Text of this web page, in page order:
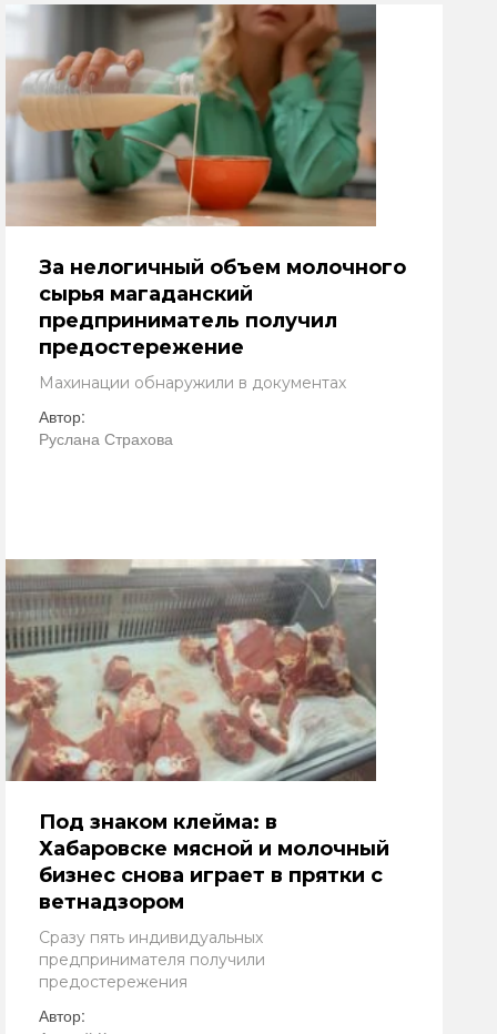
За нелогичный объем молочного
сырья магаданский
предприниматель получил
предостережение
Махинации обнаружили в документах
Автор:
Руслана Страхова
Под знаком клейма: в
Хабаровске мясной и молочный
бизнес снова играет в прятки с
ветнадзором
Сразу пять индивидуальных
предпринимателя получили
предостережения
Автор: